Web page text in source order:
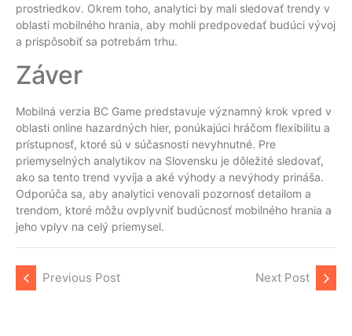
prostriedkov. Okrem toho, analytici by mali sledovať trendy v
oblasti mobilného hrania, aby mohli predpovedať budúci vývoj
a prispôsobiť sa potrebám trhu.
Záver
Mobilná verzia BC Game predstavuje významný krok vpred v
oblasti online hazardných hier, ponúkajúci hráčom flexibilitu a
prístupnosť, ktoré sú v súčasnosti nevyhnutné. Pre
priemyselných analytikov na Slovensku je dôležité sledovať,
ako sa tento trend vyvíja a aké výhody a nevýhody prináša.
Odporúča sa, aby analytici venovali pozornosť detailom a
trendom, ktoré môžu ovplyvniť budúcnosť mobilného hrania a
jeho vplyv na celý priemysel.
Previous Post Next Post